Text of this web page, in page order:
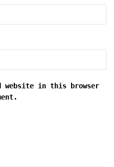
website in this browser